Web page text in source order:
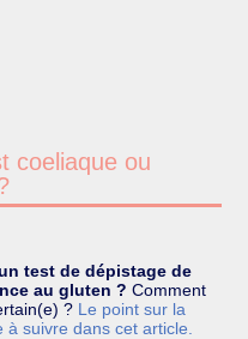
coeliaque ou
test de dépistage de
au gluten ? Comment
?Le point sur la
à suivre dans cet article.